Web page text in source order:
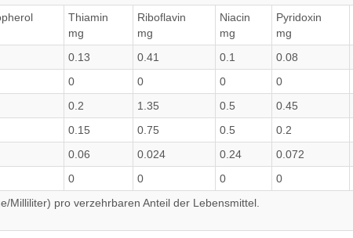
Thiamin
mg
Riboflavin
mg
Niacin
mg
Pyridoxin
mg
0.13 0.41 0.1 0.08
0 0 0 0
0.2 1.35 0.5 0.45
0.15 0.75 0.5 0.2
0.06 0.024 0.24 0.072
0 0 0 0
Milliliter) pro verzehrbaren Anteil der Lebensmittel.